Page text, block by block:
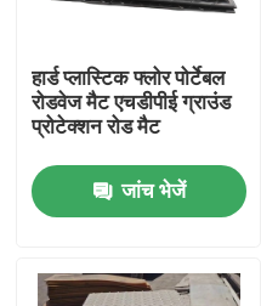
कारखाना भ्रमण
गुणवत्ता नियंत्रण
संपर्क करें
हार्ड प्लास्टिक फ्लोर पोर्टेबल
रोडवेज मैट एचडीपीई ग्राउंड
प्रोटेक्शन रोड मैट
जांच भेजें